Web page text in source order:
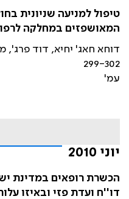
טיפול למניעה שניונית
המאושפזים במחלקה
דוחא חאג' יחיא, דוד פרג',
299-302
עמ'
יוני 2010
הכשרת רופאים במדינת
דו''ח ועדת פזי ובאיזו